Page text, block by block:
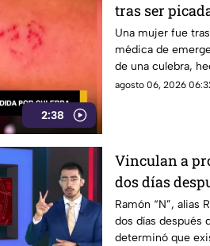
2:38
tras ser
Una mujer fue
médica de
de una culebra,
auxilio.
agosto 06, 2026
Vinculan a
dos días
Ramón “N”, alias
dos días después
determinó que